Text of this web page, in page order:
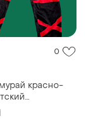
0
красно-
костюм на 7-